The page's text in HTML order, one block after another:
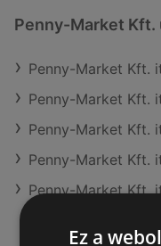
Penny-Market
Penny-Market Kft.
Penny-Market Kft.
Penny-Market Kft.
Penny-Market Kft.
Penny-Market Kft.
Ez a